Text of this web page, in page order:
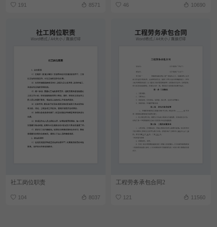
191 8571 46 10690
社工岗位职责
104 8037
工程劳务承包合同2
121 11560